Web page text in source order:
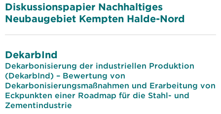
Diskussionspapier Nachhaltiges
Neubaugebiet Kempten Halde-Nord
DekarbInd
Dekarbonisierung der industriellen Produktion
(DekarbInd) – Bewertung von
Dekarbonisierungsmaßnahmen und Erarbeitung von
Eckpunkten einer Roadmap für die Stahl- und
Zementindustrie